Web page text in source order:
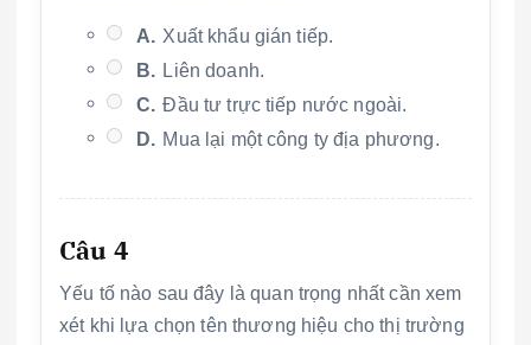
A. Xuất khẩu gián tiếp.
B. Liên doanh.
C. Đầu tư trực tiếp nước ngoài.
D. Mua lại một công ty địa phương.
Câu 4
Yếu tố nào sau đây là quan trọng nhất cần xem
xét khi lựa chọn tên thương hiệu cho thị trường